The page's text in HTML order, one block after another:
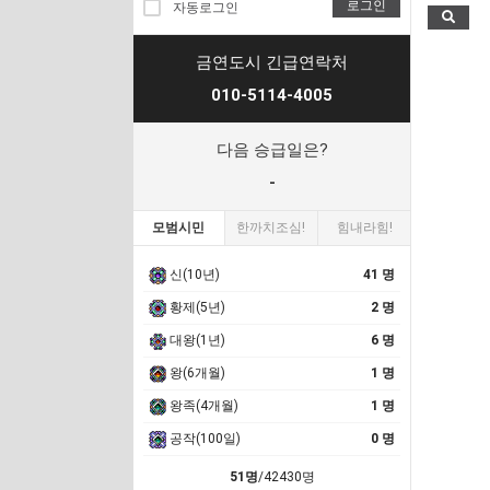
자동로그인 로그인
금연도시 긴급연락처
010-5114-4005
다음 승급일은?
-
모범시민 한까치조심! 힘내라힘!
신(10년) 41 명
황제(5년) 2 명
대왕(1년) 6 명
왕(6개월) 1 명
왕족(4개월) 1 명
공작(100일) 0 명
51명/42430명